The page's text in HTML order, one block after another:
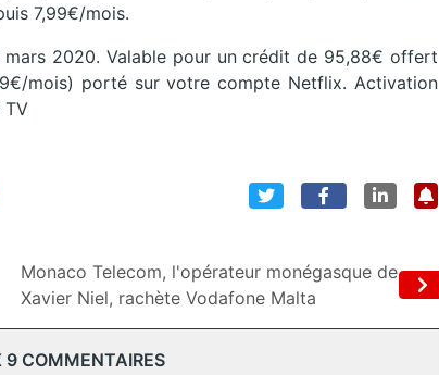
7,99€/mois.
2020. Valable pour un crédit de 95,88€ offert
mois) porté sur votre compte Netflix. Activation
TV
Monaco Telecom, l'opérateur monégasque de
Xavier Niel, rachète Vodafone Malta
9 COMMENTAIRES